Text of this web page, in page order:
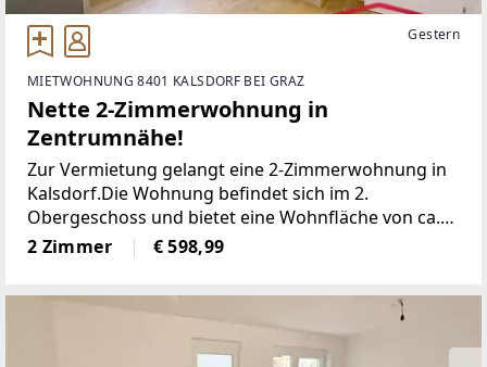
Gestern
MIETWOHNUNG 8401 KALSDORF BEI GRAZ
Nette 2-Zimmerwohnung in
Zentrumnähe!
Zur Vermietung gelangt eine 2-Zimmerwohnung in
Kalsdorf.Die Wohnung befindet sich im 2.
Obergeschoss und bietet eine Wohnfläche von ca.
54 m².Raumaufteilung:+ Wohnküche+ 2 Zimmer+
Bad mit Toilette+ VorraumBeheizt wird
2 Zimmer € 598,99